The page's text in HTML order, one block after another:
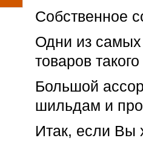
Собственное
Одни из самых
товаров
Большой
шильдам и
Итак, если Вы